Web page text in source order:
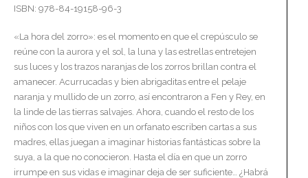
ISBN: 978-84-19158-96-3
«La hora del zorro»: es el momento en que el crepúsculo se
reúne con la aurora y el sol, la luna y las estrellas entretejen
sus luces y los trazos naranjas de los zorros brillan contra el
amanecer. Acurrucadas y bien abrigaditas entre el pelaje
naranja y mullido de un zorro, así encontraron a Fen y Rey, en
la linde de las tierras salvajes. Ahora, cuando el resto de los
niños con los que viven en un orfanato escriben cartas a sus
madres, ellas juegan a imaginar historias fantásticas sobre la
suya, a la que no conocieron. Hasta el día en que un zorro
irrumpe en sus vidas e imaginar deja de ser suficiente… ¿Habrá